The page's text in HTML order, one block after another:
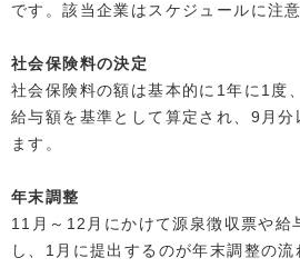
です。該当企業はスケジュールに注
社会保険料の決定
社会保険料の額は基本的に1年に1度
給与額を基準として算定され、9月
ます。
年末調整
11月～12月にかけて源泉徴収票や給
し、1月に提出するのが年末調整の